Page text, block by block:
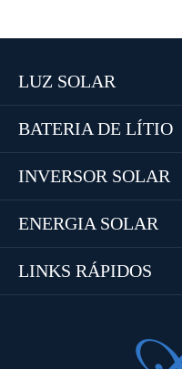
LUZ SOLAR
BATERIA DE LÍTIO
INVERSOR SOLAR
ENERGIA SOLAR
LINKS RÁPIDOS